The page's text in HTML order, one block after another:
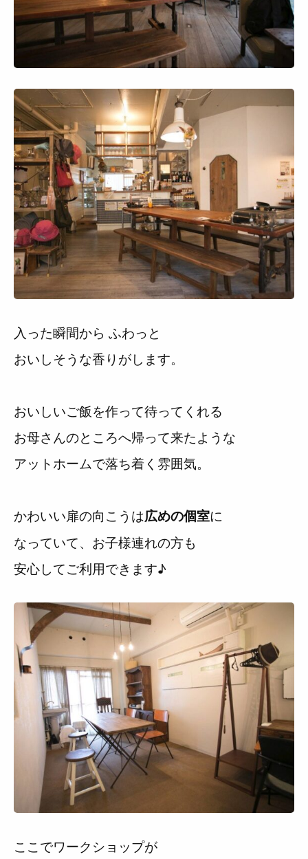
入った瞬間から ふわっと
おいしそうな香りがします。
おいしいご飯を作って待ってくれる
お母さんのところへ帰って来たような
アットホームで落ち着く雰囲気。
かわいい扉の向こうは広めの個室に
なっていて、お子様連れの方も
安心してご利用できます♪
ここでワークショップが